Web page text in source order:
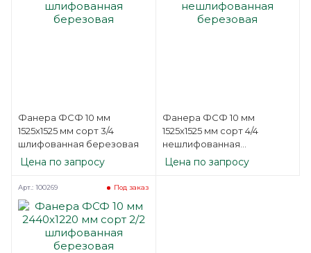
Фанера ФСФ 10 мм
1525х1525 мм сорт 3/4
шлифованная березовая
Цена по запросу
Фанера ФСФ 10 мм
1525х1525 мм сорт 4/4
нешлифованная
березовая
Цена по запросу
Под заказ
Арт.: 100269